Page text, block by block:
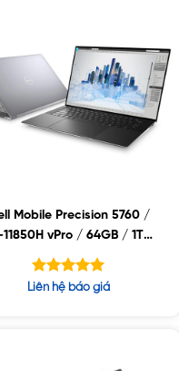
Mobile Precision 5760 /
11850H vPro / 64GB / 1TB
/ NVIDIA RTX A3000 6GB
/ 17″WLED UHD+ /
WIN10
Được xếp
Liên hệ báo giá